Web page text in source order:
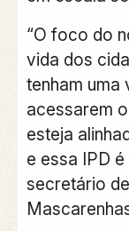
“O foco do
vida dos
tenham uma
acessarem
esteja
e essa IPD
secretário